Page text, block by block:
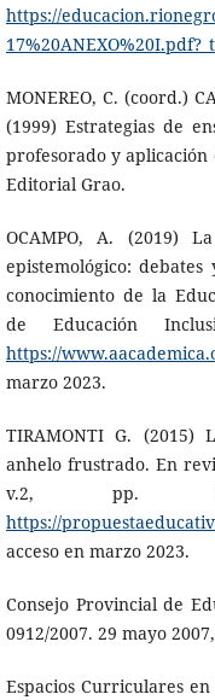
https://
MONEREO, C. (coord.)
(1999) Estrategias de
profesorado y aplicación
Editorial Grao.
OCAMPO, A. (2019)
epistemológico:
conocimiento de la
de Educación
https://
marzo 2023.
TIRAMONTI G.
anhelo frustrado. En
v.2, pp.
https://
acceso en marzo 2023.
Consejo Provincial de
0912/2007. 29 mayo
Espacios Curriculares